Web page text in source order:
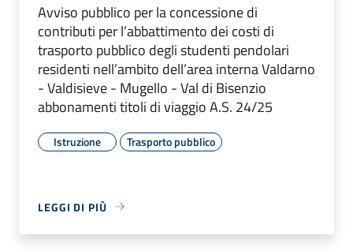
Avviso pubblico per la concessione di
contributi per l’abbattimento dei costi di
trasporto pubblico degli studenti pendolari
residenti nell’ambito dell’area interna Valdarno
- Valdisieve - Mugello - Val di Bisenzio
abbonamenti titoli di viaggio A.S. 24/25
Istruzione Trasporto pubblico
LEGGI DI PIÙ